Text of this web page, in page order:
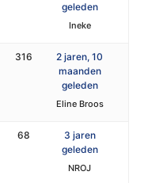
geleden
Ineke
316
2 jaren, 10
maanden
geleden
Eline Broos
68
3 jaren
geleden
NROJ